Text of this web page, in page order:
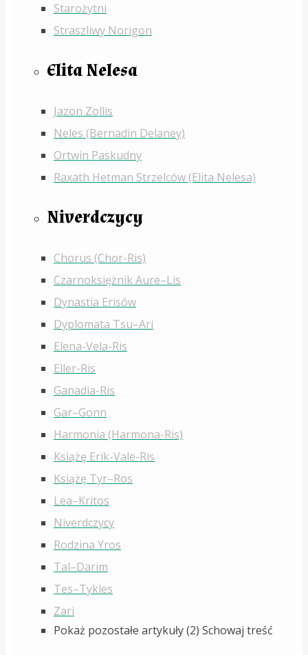
Starożytni
Straszliwy Norigon
Elita Nelesa
Jazon Zollis
Neles (Bernadin Delaney)
Ortwin Paskudny
Raxath Hetman Strzelców (Elita Nelesa)
Niverdczycy
Chorus (Chor-Ris)
Czarnoksiężnik Aure–Lis
Dynastia Erisów
Dyplomata Tsu–Ari
Elena-Vela-Ris
Eller-Ris
Ganadia-Ris
Gar–Gonn
Harmonia (Harmona-Ris)
Książę Erik-Vale-Ris
Książę Tyr–Ros
Lea–Kritos
Niverdczycy
Rodzina Yros
Tal–Darim
Tes–Tykles
Zari
Pokaż pozostałe artykuły (2) Schowaj treść